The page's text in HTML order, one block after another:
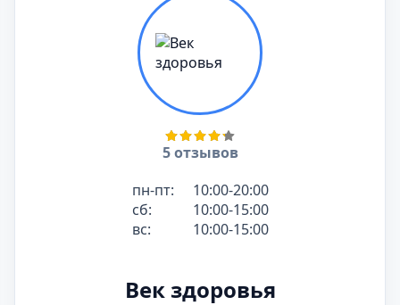
5 отзывов
пн-пт:
10:00-20:00
сб:
10:00-15:00
вс:
10:00-15:00
Век здоровья